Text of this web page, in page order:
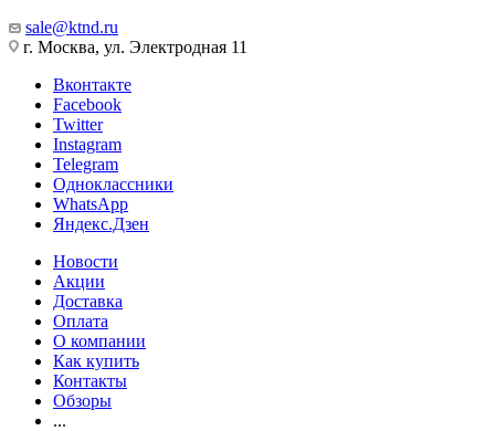
sale@ktnd.ru
г. Москва, ул. Электродная 11
Вконтакте
Facebook
Twitter
Instagram
Telegram
Одноклассники
WhatsApp
Яндекс.Дзен
Новости
Акции
Доставка
Оплата
О компании
Как купить
Контакты
Обзоры
...